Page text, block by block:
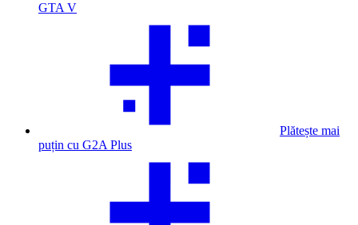
GTA V
Plătește mai
puțin cu G2A Plus